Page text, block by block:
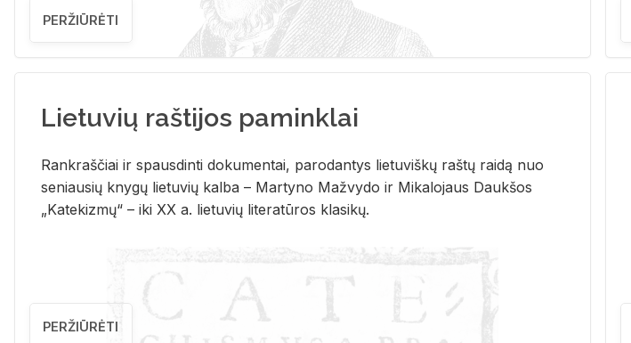
PERŽIŪRĖTI
Lietuvių raštijos paminklai
Rank­raš­čiai ir spaus­din­ti do­ku­men­tai, pa­ro­dan­tys lie­tu­viš­kų raš­tų rai­dą nuo
se­niau­sių kny­gų lie­tu­vių kal­ba – Mar­ty­no Ma­žvy­do ir Mi­ka­lo­jaus Dauk­šos
„Ka­te­kiz­mų“ – iki XX a. lie­tu­vių li­te­ra­tū­ros kla­si­kų.
PERŽIŪRĖTI